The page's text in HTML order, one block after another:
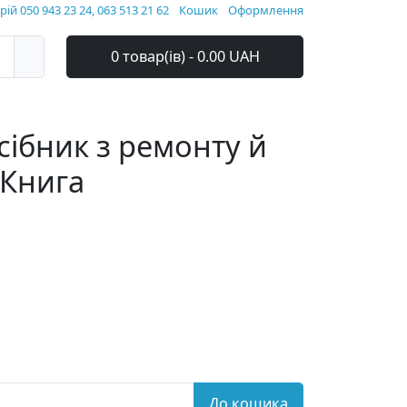
050 943 23 24, 063 513 21 62 Кошик Оформлення
0 товар(ів) - 0.00 UAH
з ремонту й